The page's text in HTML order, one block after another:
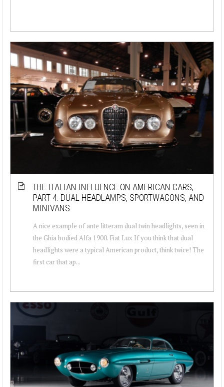
THE ITALIAN INFLUENCE ON AMERICAN CARS,
PART 4: DUAL HEADLAMPS, SPORTWAGONS, AND
MINIVANS
A nice example of ante litteram dual twin headlights, seen in
the Ghia bodied Alfa 1900. Fiat Lux If you think that dual
headlights were a typical American product, think twice! The
first car that ap...